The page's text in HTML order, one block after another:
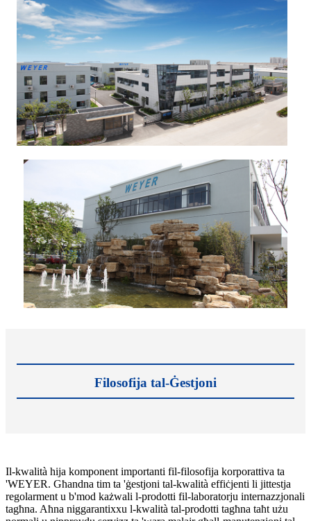
Filosofija tal-Ġestjoni
Il-kwalità hija komponent importanti fil-filosofija korporattiva ta
'WEYER. Għandna tim ta 'ġestjoni tal-kwalità effiċjenti li jittestja
regolarment u b'mod każwali l-prodotti fil-laboratorju internazzjonali
tagħna. Aħna niggarantixxu l-kwalità tal-prodotti tagħna taħt użu